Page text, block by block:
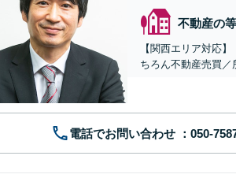
不動産の
【関西エリア対応
ちろん不動産売買／
電話でお問い合わせ